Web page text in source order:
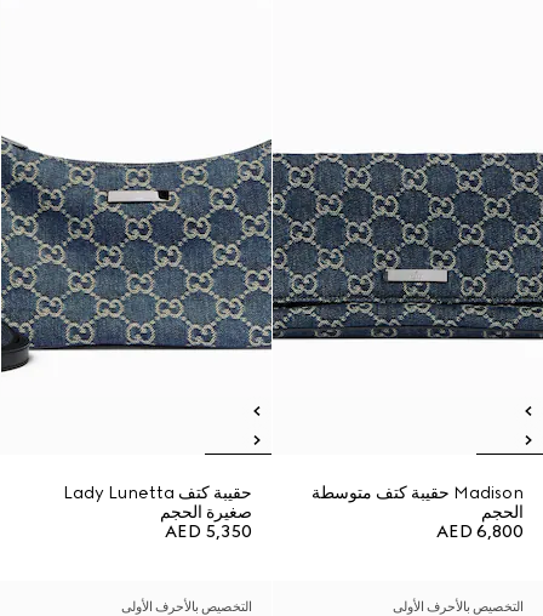
Madison حقيبة كتف متوسطة
الحجم
AED 6,800
حقيبة كتف Lady Lunetta
صغيرة الحجم
AED 5,350
التخصيص بالأحرف الأولى التخصيص بالأحرف الأولى